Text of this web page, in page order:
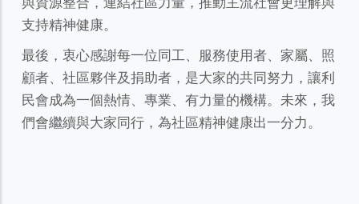
支持精神健康。
最後，衷心感謝每一位同工、服務使用者、家屬、照
顧者、社區夥伴及捐助者，是大家的共同努力，讓利
民會成為一個熱情、專業、有力量的機構。未來，我
們會繼續與大家同行，為社區精神健康出一分力。